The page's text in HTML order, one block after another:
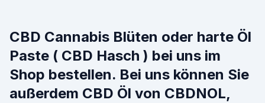
CBD Cannabis Blüten oder harte Öl
Paste ( CBD Hasch ) bei uns im
Shop bestellen. Bei uns können Sie
außerdem CBD Öl von CBDNOL,